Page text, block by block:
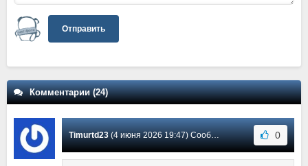
Отправить
Комментарии (24)
Timurtd23(4 июня 2026 19:47) Сообщение #22 0